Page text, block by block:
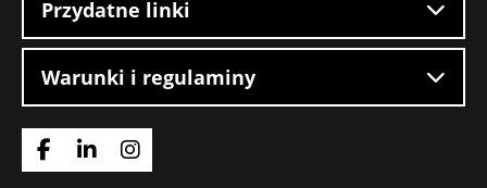
Przydatne linki
Warunki i regulaminy
Idź
Idź
Idź